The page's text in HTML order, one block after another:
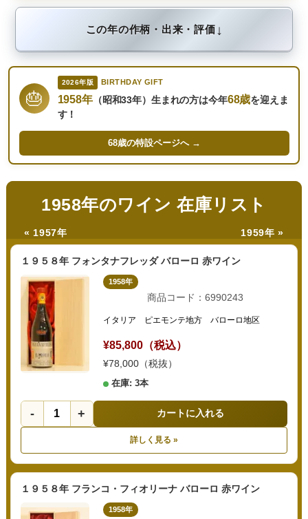
この年の作柄・出来・評価↓
🎂
2026年版 BIRTHDAY GIFT
1958年（昭和33年）生まれの方は今年68歳を迎えま
す！
68歳の特設ページへ →
1958年のワイン 在庫リスト
« 1957年 1959年 »
１９５８年 フォンタナフレッダ バローロ 赤ワイン
1958年
商品コード：6990243
イタリア ピエモンテ地方 バローロ地区
¥85,800（税込）
¥78,000（税抜）
在庫: 3本
- + カートに入れる
詳しく見る »
１９５８年 フランコ・フィオリーナ バローロ 赤ワイン
1958年